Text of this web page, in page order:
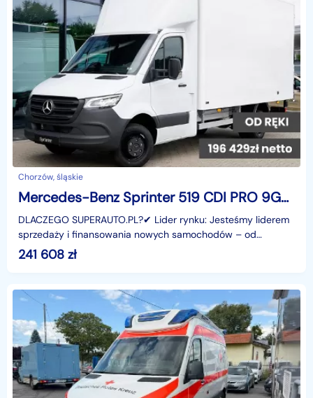
Chorzów, śląskie
Mercedes-Benz Sprinter 519 CDI PRO 9G-Tronic Kontener 519 CDI PRO 9G-Tronic Kontener 2.0 19
DLACZEGO SUPERAUTO.PL?✔ Lider rynku: Jesteśmy liderem
sprzedaży i finansowania nowych samochodów – od
osobowych, przez dostawcze, po segment premium.✔
Zaufanie
241 608 zł